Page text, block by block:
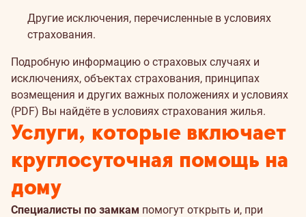
Другие исключения, перечисленные в условиях
страхования.
Подробную информацию о страховых случаях и
исключениях, объектах страхования, принципах
возмещения и других важных положениях и условиях
(PDF) Вы найдёте в условиях страхования жилья.
Услуги, которые включает
круглосуточная помощь на
дому
Специалисты по замкам помогут открыть и, при